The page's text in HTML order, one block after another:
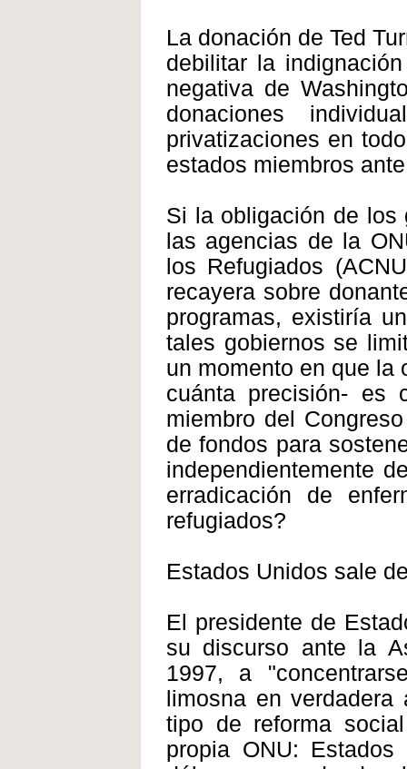
La donación de Ted
debilitar la
negativa de
donaciones
privatizaciones en
estados miembros
Si la obligación de los
las agencias de la
los Refugiados
recayera sobre
programas, existiría
tales gobiernos se
un momento en que la
cuánta precisión- es
miembro del
de fondos para
independientemente
erradicación de
refugiados?
Estados Unidos sale
El presidente de
su discurso ante la
1997, a
limosna en
tipo de reforma
propia ONU: